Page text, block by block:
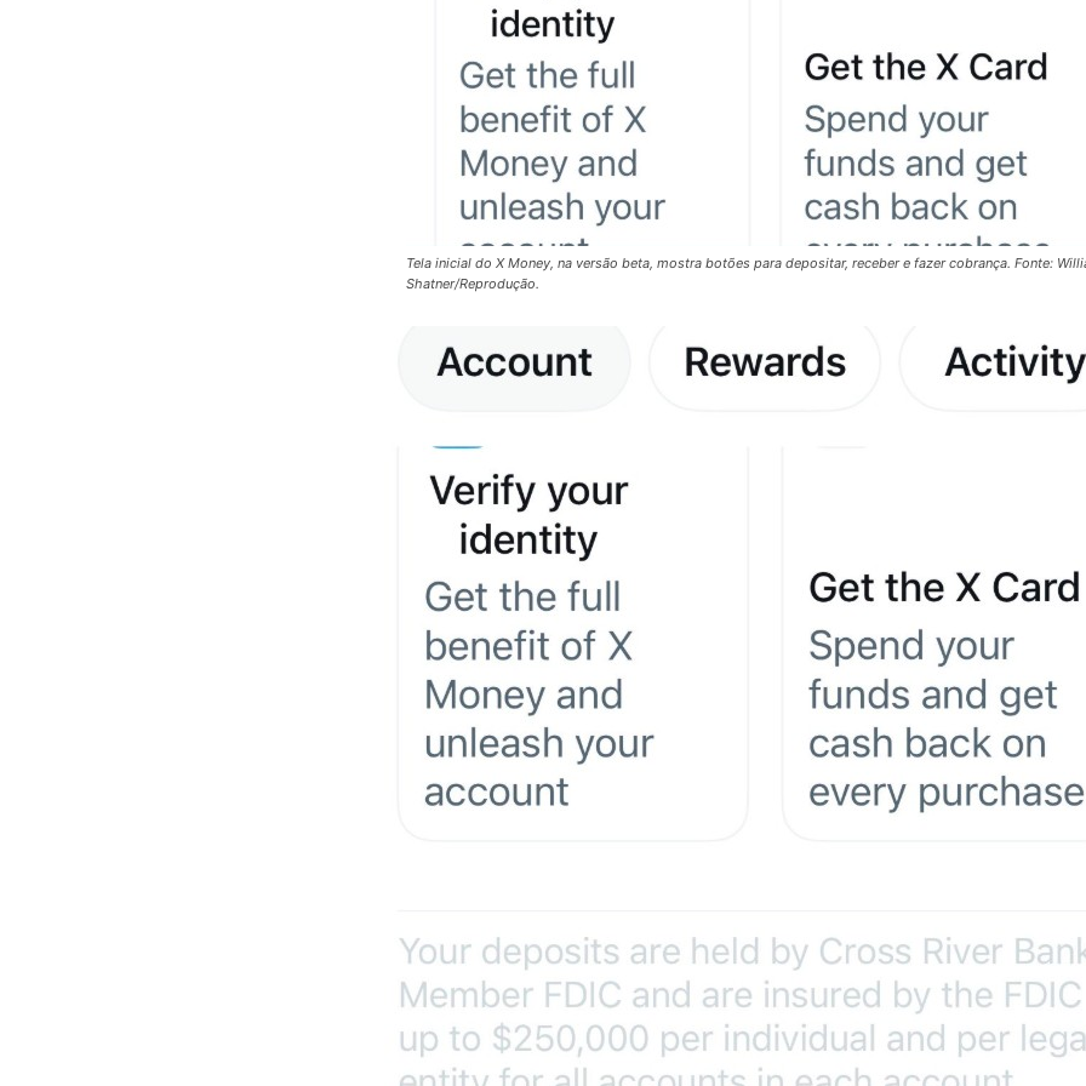
Tela inicial do X Money, na versão beta, mostra botões para depositar, receber e fazer cobrança. Fonte:
Shatner/Reprodução.